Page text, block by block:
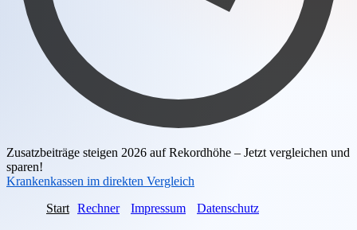
Zusatzbeiträge steigen 2026 auf Rekordhöhe – Jetzt vergleichen und
sparen!
Krankenkassen im direkten Vergleich
Start Rechner Impressum Datenschutz